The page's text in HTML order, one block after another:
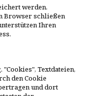
werden.
Browser schließen
Ihren
Textdateien,
den Cookie
und dort